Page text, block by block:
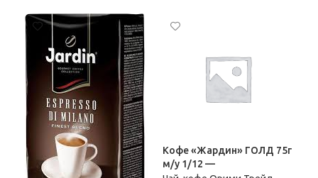
Кофе «Жардин» ГОЛД 75г
м/у 1/12 —